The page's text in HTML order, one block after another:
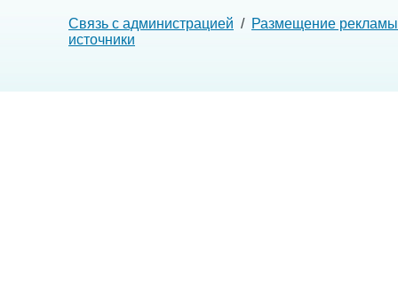
Связь с администрацией / Размещение рекламы
источники